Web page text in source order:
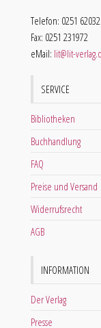
Telefon: 0251
Fax: 0251 231972
eMail: lit@lit-
SERVICE
Bibliotheken
Buchhandlung
FAQ
Preise und Versand
Widerrufsrecht
AGB
INFORMATION
Der Verlag
Presse